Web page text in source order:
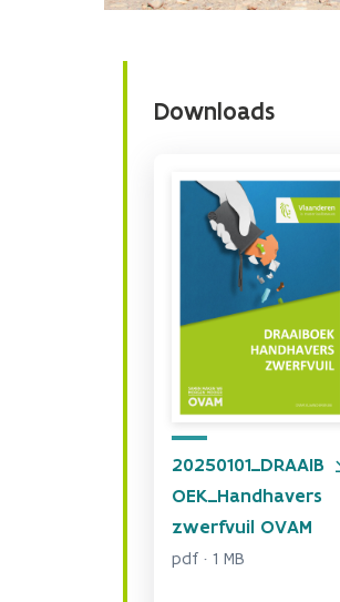
Downloads
20250101_DRAAIB
OEK_Handhavers
zwerfvuil OVAM
pdf · 1 MB